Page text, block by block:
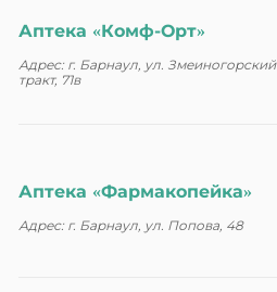
Аптека «Комф-Орт»
Адрес: г. Барнаул, ул. Змеиногорский
тракт, 71в
Аптека «Фармакопейка»
Адрес: г. Барнаул, ул. Попова, 48